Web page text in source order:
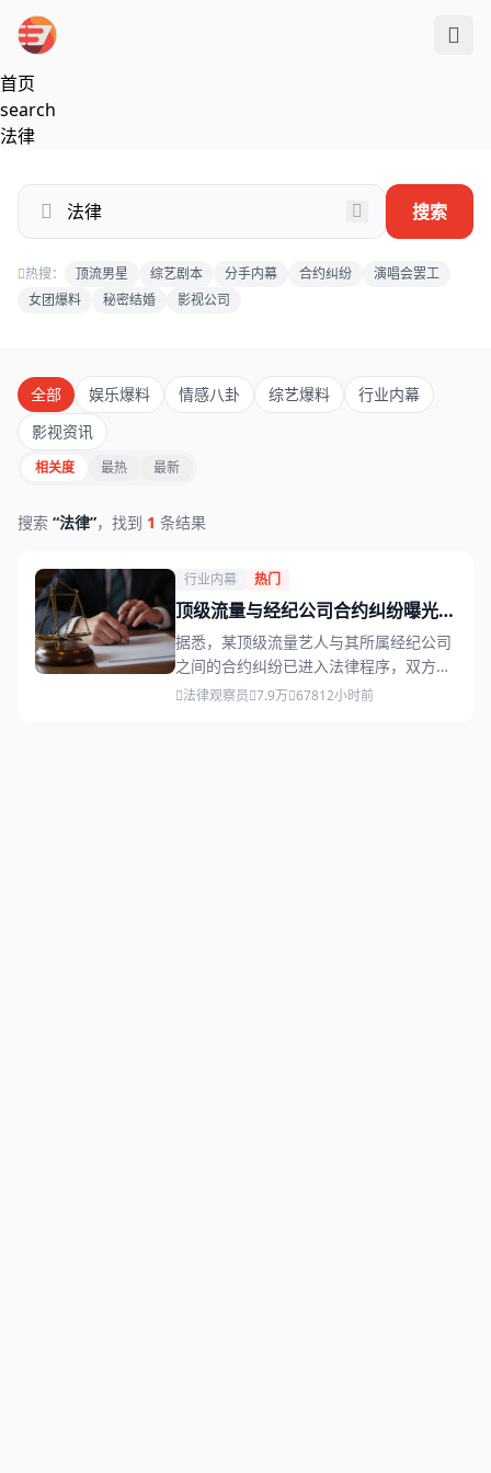
跳过导航
首页
search
法律
搜索
热搜： 顶流男星 综艺剧本 分手内幕 合约纠纷
演唱会罢工
女团爆料
秘密结婚 影视公司
全部 娱乐爆料 情感八卦 综艺爆料
行业内幕
影视资讯
相关度 最热 最新
搜索 “法律”，找到 1 条结果
行业内幕 热门
顶级流量与经纪公司合约纠纷曝光，
双方律师团队已介入
据悉，某顶级流量艺人与其所属经纪公司
之间的合约纠纷已进入法律程序，双方律
师团队均已介入，业内人士预测此事将引
法律观察员 7.9万 67812小时前